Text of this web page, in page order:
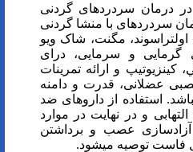
درمان سردردهای گردنی
سردردهای با منشا گردنی
اولتراسوند، مگنت، شاک ویو
گرمايی و سرمايی، درای
کینزیوتیپ و ارائه تمرینات
عضلانی، قدرت و دامنه
استفاده از داروهای ضد
و در نهایت در موارد
عصب و برداشتن
فاست توصیه می­شود.